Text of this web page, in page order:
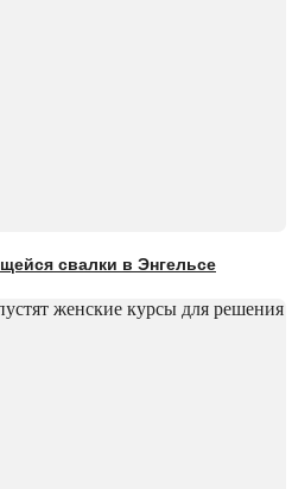
свалки в Энгельсе